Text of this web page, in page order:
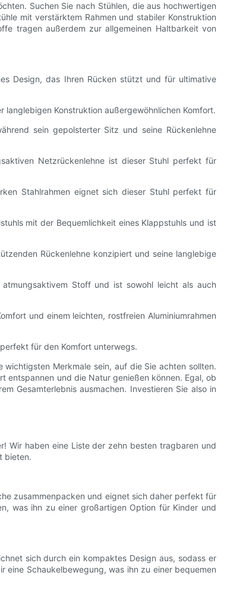
Suchen Sie nach Stühlen, die aus hochwertigen
mit verstärktem Rahmen und stabiler Konstruktion
tragen außerdem zur allgemeinen Haltbarkeit von
Design, das Ihren Rücken stützt und für ultimative
Konstruktion außergewöhnlichen Komfort.
sein gepolsterter Sitz und seine Rückenlehne
Netzrückenlehne ist dieser Stuhl perfekt für
Stahlrahmen eignet sich dieser Stuhl perfekt für
mit der Bequemlichkeit eines Klappstuhls und ist
Rückenlehne konzipiert und seine langlebige
Stoff und ist sowohl leicht als auch
und einem leichten, rostfreien Aluminiumrahmen
für den Komfort unterwegs.
Merkmale sein, auf die Sie achten sollten.
entspannen und die Natur genießen können. Egal, ob
Gesamterlebnis ausmachen. Investieren Sie also in
Wir haben eine Liste der zehn besten tragbaren und
bieten.
zusammenpacken und eignet sich daher perfekt für
was ihn zu einer großartigen Option für Kinder und
sich durch ein kompaktes Design aus, sodass er
eine Schaukelbewegung, was ihn zu einer bequemen